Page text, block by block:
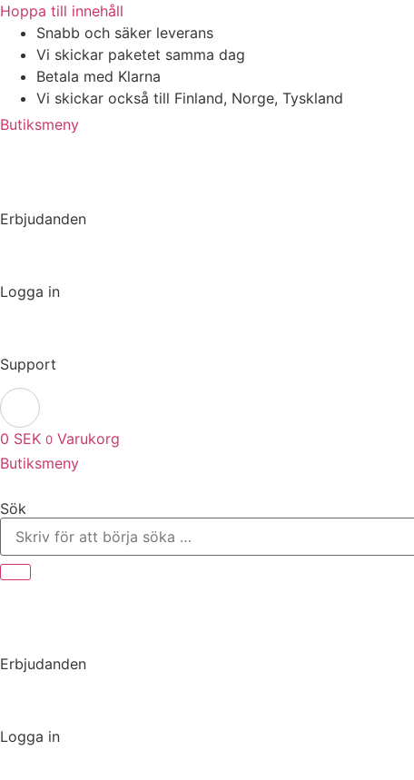
Hoppa till innehåll
Snabb och säker leverans
Vi skickar paketet samma dag
Betala med Klarna
Vi skickar också till Finland, Norge, Tyskland
Butiksmeny
Erbjudanden
Logga in
Support
0 SEK 0 Varukorg
Butiksmeny
Sök
Erbjudanden
Logga in